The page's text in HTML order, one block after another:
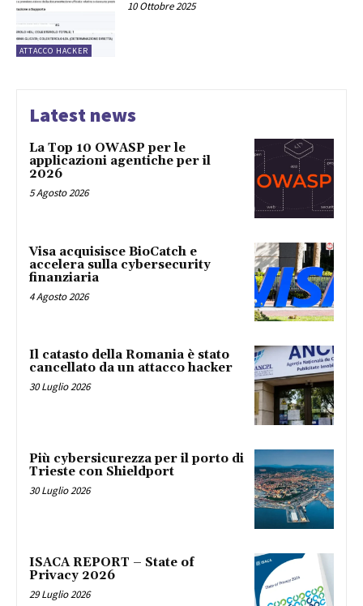
ATTACCO HACKER
10 Ottobre 2025
Latest news
La Top 10 OWASP per le
applicazioni agentiche per il
2026
5 Agosto 2026
Visa acquisisce BioCatch e
accelera sulla cybersecurity
finanziaria
4 Agosto 2026
Il catasto della Romania è stato
cancellato da un attacco hacker
30 Luglio 2026
Più cybersicurezza per il porto di
Trieste con Shieldport
30 Luglio 2026
ISACA REPORT – State of
Privacy 2026
29 Luglio 2026